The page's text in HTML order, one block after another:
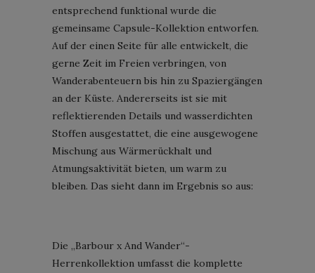
entsprechend funktional wurde die
gemeinsame Capsule-Kollektion entworfen.
Auf der einen Seite für alle entwickelt, die
gerne Zeit im Freien verbringen, von
Wanderabenteuern bis hin zu Spaziergängen
an der Küste. Andererseits ist sie mit
reflektierenden Details und wasserdichten
Stoffen ausgestattet, die eine ausgewogene
Mischung aus Wärmerückhalt und
Atmungsaktivität bieten, um warm zu
bleiben. Das sieht dann im Ergebnis so aus:
Die „Barbour x And Wander“-
Herrenkollektion umfasst die komplette